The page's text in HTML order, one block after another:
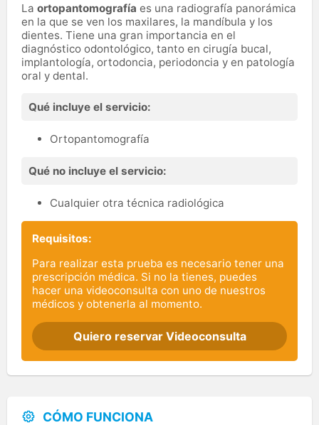
La ortopantomografía es una radiografía panorámica
en la que se ven los maxilares, la mandíbula y los
dientes. Tiene una gran importancia en el
diagnóstico odontológico, tanto en cirugía bucal,
implantología, ortodoncia, periodoncia y en patología
oral y dental.
Qué incluye el servicio:
Ortopantomografía
Qué no incluye el servicio:
Cualquier otra técnica radiológica
Requisitos:
Para realizar esta prueba es necesario tener una
prescripción médica. Si no la tienes, puedes
hacer una videoconsulta con uno de nuestros
médicos y obtenerla al momento.
Quiero reservar Videoconsulta
CÓMO FUNCIONA